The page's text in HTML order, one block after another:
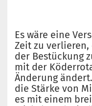
Es wäre eine
Zeit zu
der Bestückung
mit der
Änderung ändert.
die Stärke von
es mit einem